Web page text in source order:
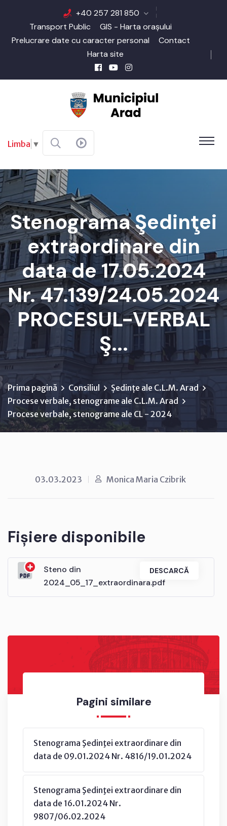
+40 257 281 850
Transport Public
GIS - Harta orașului
Prelucrare date cu caracter personal
Contact
Harta site
Limba ▼
Stenograma Şedinţei
extraordinare din
data de 17.05.2024
Nr. 47.139/24.05.2024
PROCESUL-VERBAL
Ş...
Prima pagină Consiliul
Ședințe ale C.L.M. Arad
Procese verbale, stenograme ale C.L.M. Arad
Procese verbale, stenograme ale CL - 2024
Pagini similare
Stenograma Şedinţei extraordinare din
data de 09.01.2024 Nr. 4816/19.01.2024
Stenograma Şedinţei extraordinare din
data de 16.01.2024 Nr.
9807/06.02.2024
03.03.2023 Monica Maria Czibrik
Fișiere disponibile
Steno din
2024_05_17_extraordinara.pdf
DESCARCĂ